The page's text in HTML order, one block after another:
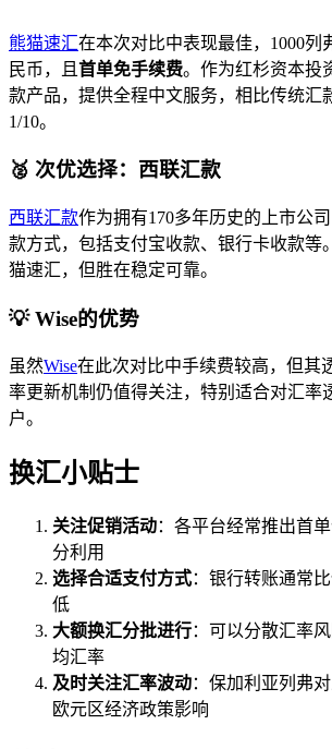
熊猫速汇在本次对比中表现最佳，1000列
民币，且 首单免手续费。作为红杉资本投
款产品，提供全程中文服务，相比传统汇
1/10。
🥈 次优选择：西联汇款
西联汇款作为拥有170多年历史的上市公
款方式，包括支付宝收款、银行卡收款等
猫速汇，但胜在稳定可靠。
💡 Wise的优势
虽然Wise在此次对比中手续费较高，但其
率更新机制仍值得关注，特别适合对汇率
户。
换汇小贴士
关注促销活动：各平台经常推出首
分利用
选择合适支付方式：银行转账通常
低
大额换汇分批进行：可以分散汇率
均汇率
及时关注汇率波动：保加利亚列弗
欧元区经济政策影响